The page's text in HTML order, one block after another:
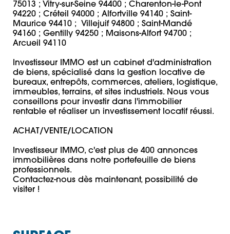
75013 ; Vitry-sur-Seine 94400 ; Charenton-le-Pont
94220 ; Créteil 94000 ; Alfortville 94140 ; Saint-
Maurice 94410 ;  Villejuif 94800 ; Saint-Mandé
94160 ; Gentilly 94250 ; Maisons-Alfort 94700 ;
Arcueil 94110
Investisseur IMMO est un cabinet d'administration
de biens, spécialisé dans la gestion locative de
bureaux, entrepôts, commerces, ateliers, logistique,
immeubles, terrains, et sites industriels. Nous vous
conseillons pour investir dans l'immobilier
rentable et réaliser un investissement locatif réussi.
ACHAT/VENTE/LOCATION
Investisseur IMMO, c'est plus de 400 annonces
immobilières dans notre portefeuille de biens
professionnels.
Contactez-nous dès maintenant, possibilité de
visiter !